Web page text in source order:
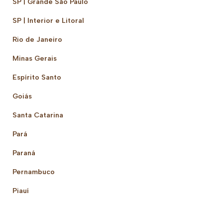
SP | Interior e Litoral
Rio de Janeiro
Minas Gerais
Espírito Santo
Goiás
Santa Catarina
Pará
Paraná
Pernambuco
Piauí